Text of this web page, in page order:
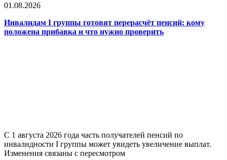
01.08.2026
Инвалидам I группы готовят перерасчёт пенсий: кому
положена прибавка и что нужно проверить
С 1 августа 2026 года часть получателей пенсий по
инвалидности I группы может увидеть увеличение выплат.
Изменения связаны с пересмотром